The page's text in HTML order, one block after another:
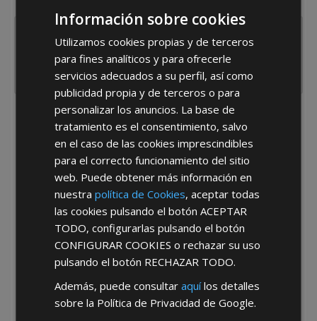
*Abstenerse particulares, sólo venta a tiendas y empresas minoristas y
mayoristas.
Información sobre cookies
Utilizamos cookies propias y de terceros
para fines analíticos y para ofrecerle
servicios adecuados a su perfil, así como
publicidad propia y de terceros o para
personalizar los anuncios. La base de
tratamiento es el consentimiento, salvo
en el caso de las cookies imprescindibles
para el correcto funcionamiento del sitio
web. Puede obtener más información en
nuestrapolítica de Cookies, aceptar todas
las cookies pulsando el botónACEPTAR
TODO, configurarlas pulsando el botón
CONFIGURAR COOKIES o rechazar su uso
pulsando el botón RECHAZAR TODO.
Además, puede consultaraquílos detalles
sobre la Política de Privacidad de Google.